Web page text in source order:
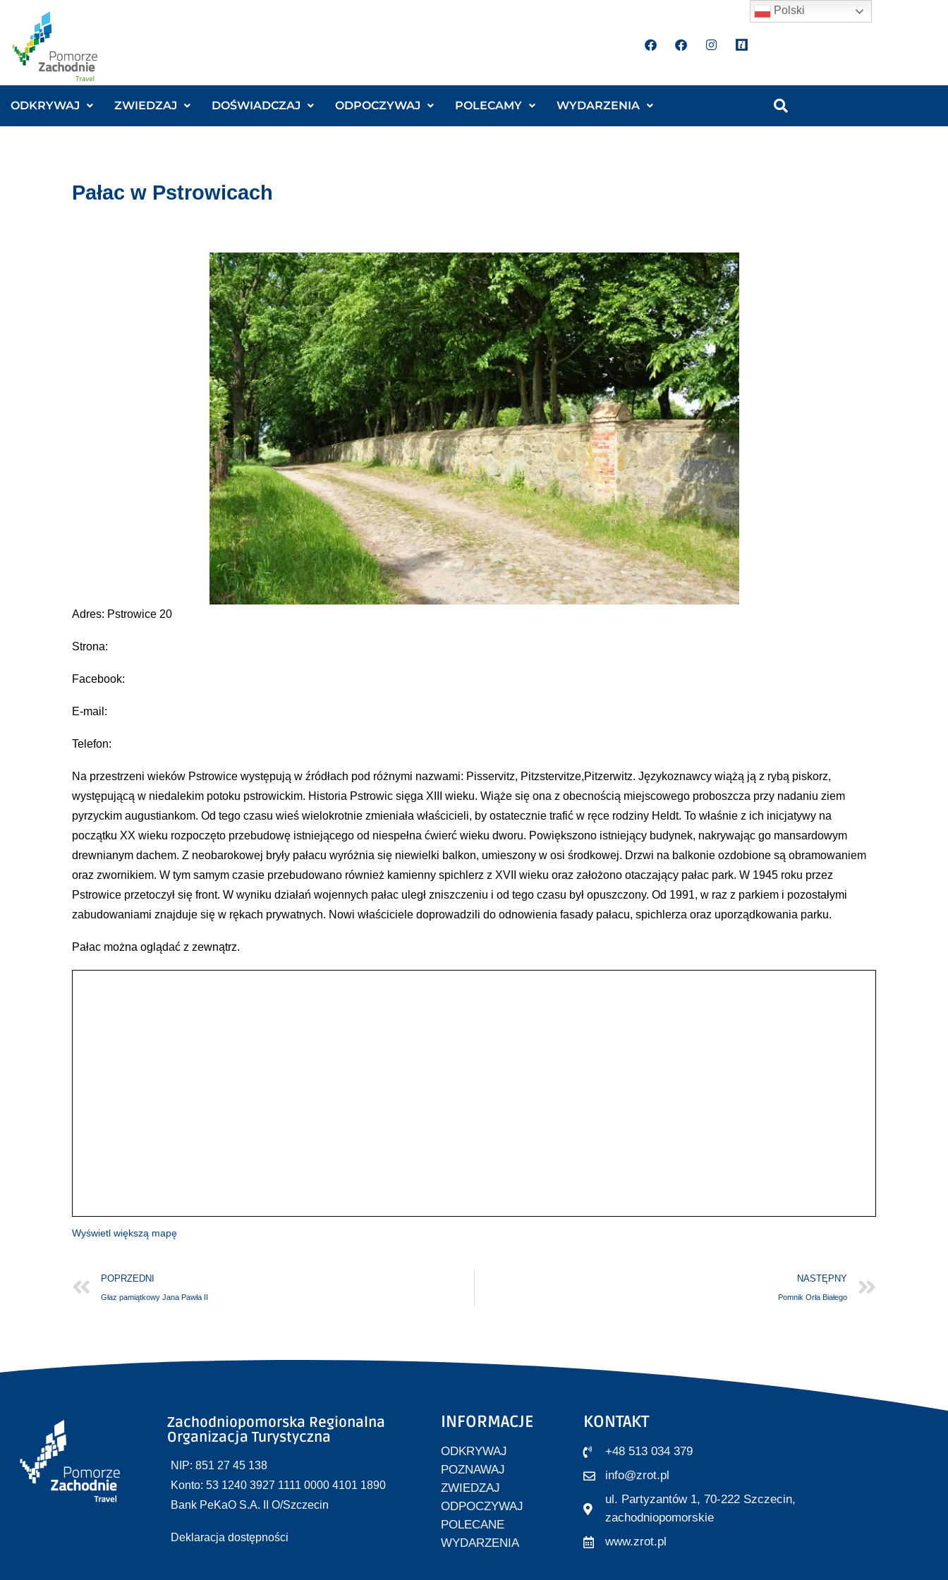
ODKRYWAJ ZWIEDZAJ DOŚWIADCZAJ ODPOCZYWAJ POLECAMY WYDARZENIA
Pałac w Pstrowicach
Adres: Pstrowice 20
Strona:
Facebook:
E-mail:
Telefon:
Na przestrzeni wieków Pstrowice występują w źródłach pod różnymi nazwami: Pisservitz, Pitzstervitze,Pitzerwitz. Językoznawcy wiążą ją z rybą piskorz,
występującą w niedalekim potoku pstrowickim. Historia Pstrowic sięga XIII wieku. Wiąże się ona z obecnością miejscowego proboszcza przy nadaniu ziem
pyrzyckim augustiankom. Od tego czasu wieś wielokrotnie zmieniała właścicieli, by ostatecznie trafić w ręce rodziny Heldt. To właśnie z ich inicjatywy na
początku XX wieku rozpoczęto przebudowę istniejącego od niespełna ćwierć wieku dworu. Powiększono istniejący budynek, nakrywając go mansardowym
drewnianym dachem. Z neobarokowej bryły pałacu wyróżnia się niewielki balkon, umieszony w osi środkowej. Drzwi na balkonie ozdobione są obramowaniem
oraz zwornikiem. W tym samym czasie przebudowano również kamienny spichlerz z XVII wieku oraz założono otaczający pałac park. W 1945 roku przez
Pstrowice przetoczył się front. W wyniku działań wojennych pałac uległ zniszczeniu i od tego czasu był opuszczony. Od 1991, w raz z parkiem i pozostałymi
zabudowaniami znajduje się w rękach prywatnych. Nowi właściciele doprowadzili do odnowienia fasady pałacu, spichlerza oraz uporządkowania parku.
Pałac można oglądać z zewnątrz.
Wyświetl większą mapę
POPRZEDNI
Głaz pamiątkowy Jana Pawła II
NASTĘPNY
Pomnik Orła Białego
Zachodniopomorska Regionalna
Organizacja Turystyczna
NIP: 851 27 45 138
Konto: 53 1240 3927 1111 0000 4101 1890
Bank PeKaO S.A. II O/Szczecin
Deklaracja dostępności
INFORMACJE
ODKRYWAJ
POZNAWAJ
ZWIEDZAJ
ODPOCZYWAJ
POLECANE
WYDARZENIA
KONTAKT
+48 513 034 379
info@zrot.pl
ul. Partyzantów 1, 70-222 Szczecin,
zachodniopomorskie
www.zrot.pl
Polski